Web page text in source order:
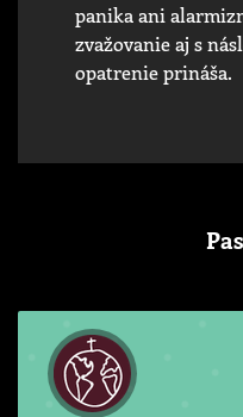
panika ani
zvažovanie aj s
opatrenie prináša.